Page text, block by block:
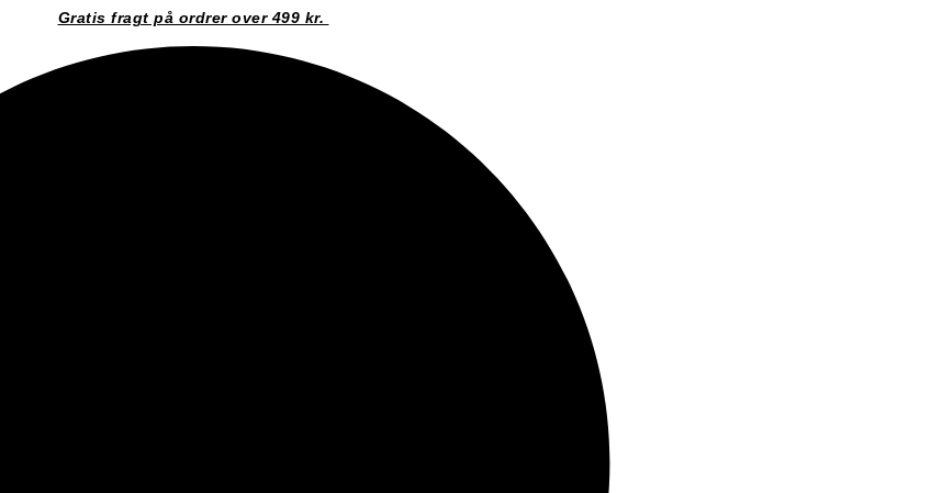
Gratis fragt på ordrer over 499 kr.